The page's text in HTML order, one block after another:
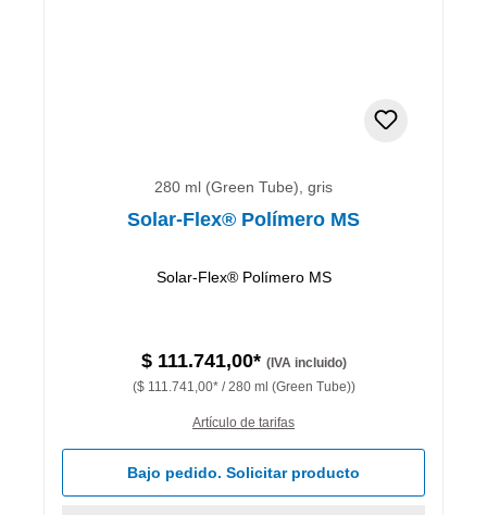
280 ml (Green Tube), gris
Solar-Flex® Polímero MS
Solar-Flex® Polímero MS
$ 111.741,00* (IVA incluido)
($ 111.741,00* / 280 ml (Green Tube))
Artículo de tarifas
Bajo pedido. Solicitar producto